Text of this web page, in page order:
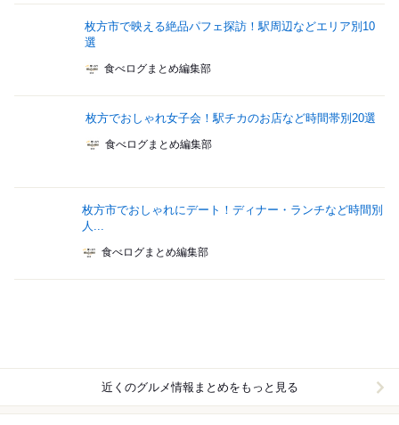
枚方市で映える絶品パフェ探訪！駅周辺などエリア別10
選
食べログまとめ編集部
枚方でおしゃれ女子会！駅チカのお店など時間帯別20選
食べログまとめ編集部
枚方市でおしゃれにデート！ディナー・ランチなど時間別
人...
食べログまとめ編集部
近くのグルメ情報まとめをもっと見る